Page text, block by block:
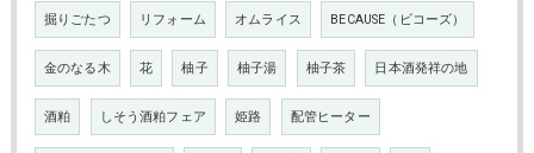
掘りごたつ リフォーム オムライス BECAUSE（ビコーズ）
金のなる木 花 柚子 柚子湯 柚子茶 日本酒発祥の地
酒粕 しそう酒粕フェア 姫路 配管ヒーター